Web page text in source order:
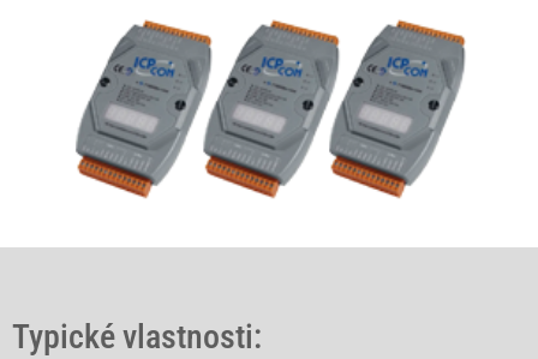
Typické vlastnosti: